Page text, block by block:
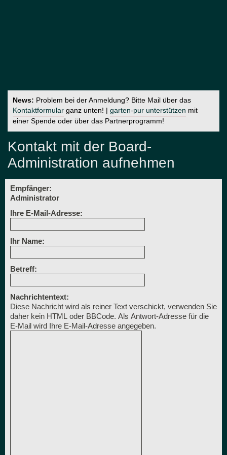
News: Problem bei der Anmeldung? Bitte Mail über das
Kontaktformular ganz unten! | garten-pur unterstützen mit
einer Spende oder über das Partnerprogramm!
Kontakt mit der Board-
Administration aufnehmen
Empfänger:
Administrator
Ihre E-Mail-Adresse:
Ihr Name:
Betreff:
Nachrichtentext:
Diese Nachricht wird als reiner Text verschickt, verwenden Sie
daher kein HTML oder BBCode. Als Antwort-Adresse für die
E-Mail wird Ihre E-Mail-Adresse angegeben.